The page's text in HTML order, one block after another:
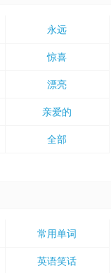
永远
惊喜
漂亮
亲爱的
全部
常用单词
英语笑话